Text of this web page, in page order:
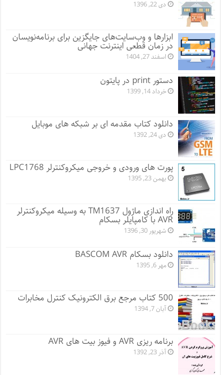
دی 22, 1396
ابزارها و وب‌سایت‌های جایگزین برای برنامه‌نویسان
در زمان قطعی اینترنت جهانی
اسفند 27, 1404
دستور print در پایتون
خرداد 14, 1399
دانلود کتاب مقدمه ای بر شبکه های موبایل
دی 24, 1392
پورت های ورودی و خروجی میکروکنترلر LPC1768
بهمن 23, 1395
راه اندازی ماژول TM1637 به وسیله میکروکنترلر
AVR با کامپایلر بسکام
شهریور 30, 1396
دانلود بسکام BASCOM AVR
مهر 6, 1395
500 کتاب مرجع برق الکترونیک کنترل مخابرات
آبان 7, 1394
برنامه ریزی AVR و فیوز بیت های AVR
آذر 23, 1392